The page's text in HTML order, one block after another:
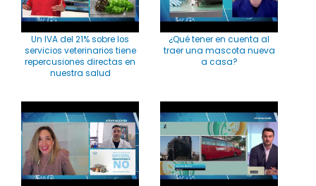
Un IVA del 21% sobre los
servicios veterinarios tiene
repercusiones directas en
nuestra salud
¿Qué tener en cuenta al
traer una mascota nueva
a casa?